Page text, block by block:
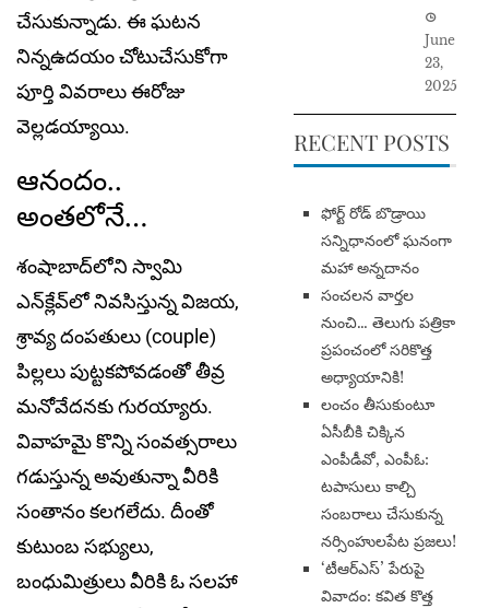
చేసుకున్నాడు. ఈ ఘ‌ట‌న
నిన్న‌ఉద‌యం చోటుచేసుకోగా
పూర్తి వివ‌రాలు ఈరోజు
వెల్ల‌డ‌య్యాయి.
ఆనందం..
అంత‌లోనే…
శంషాబాద్‌లోని స్వామి
ఎన్‌క్లేవ్‌లో నివ‌సిస్తున్న విజయ,
శ్రావ్య దంపతులు (couple)
పిల్ల‌లు పుట్ట‌క‌పోవ‌డంతో తీవ్ర
మ‌నోవేద‌న‌కు గుర‌య్యారు.
వివాహ‌మై కొన్ని సంవ‌త్స‌రాలు
గ‌డుస్తున్న‌ అవుతున్నా వీరికి
సంతానం క‌ల‌గ‌లేదు. దీంతో
కుటుంబ స‌భ్యులు,
బంధుమిత్రులు వీరికి ఓ స‌ల‌హా
June
23,
2025
RECENT POSTS
​ఫోర్ట్ రోడ్ బొడ్రాయి
సన్నిధానంలో ఘనంగా
మహా అన్నదానం
సంచలన వార్తల
నుంచి… తెలుగు పత్రికా
ప్రపంచంలో సరికొత్త
అధ్యాయానికి!
​లంచం తీసుకుంటూ
ఏసీబీకి చిక్కిన
ఎంపీడీవో, ఎంపీఓ:
టపాసులు కాల్చి
సంబరాలు చేసుకున్న
నర్సింహులపేట ప్రజలు!
‘టీఆర్ఎస్’ పేరుపై
వివాదం: కవిత కొత్త